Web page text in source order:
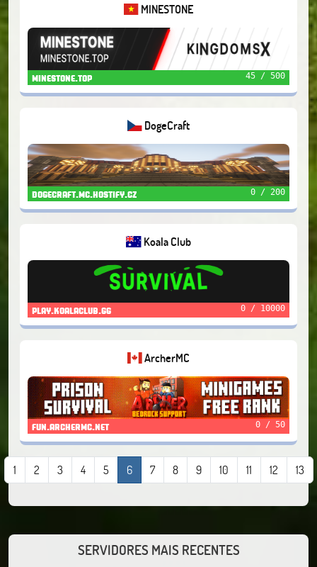
MINESTONE
minestone.top 45 / 500
DogeCraft
dogecraft.mc.hostify.cz 0 / 200
Koala Club
play.koalaclub.gg 0 / 10000
ArcherMC
fun.archermc.net 0 / 50
1 2 3 4 5 6 7 8 9 10 11 12 13
SERVIDORES MAIS RECENTES